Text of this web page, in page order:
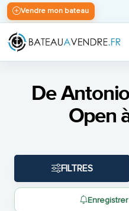
Vendre mon bateau
De
Open
FILTRES